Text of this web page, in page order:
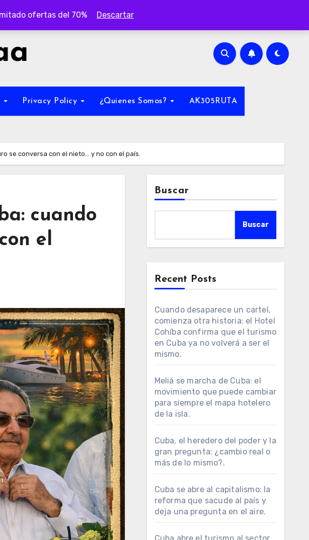
ofertas del 70% Descartar
Privacy Policy ¿Quienes Somos? AK305RUTA
se conversa con el nieto… y no con el país.
cuando
el
Buscar
Buscar
Recent Posts
Cuando desaparece un cartel,
comienza otra historia: el Hotel
Cohíba confirma que el turismo
en Cuba ya no volverá a ser el
mismo.
Meliá se marcha de Cuba: el
movimiento que puede cambiar
para siempre el mapa hotelero
de la isla.
Cuba, el heredero del poder y la
gran pregunta: ¿cambio real o
más de lo mismo?.
Cuba se abre al capitalismo: la
reforma que sacude al país y
deja una pregunta en el aire.